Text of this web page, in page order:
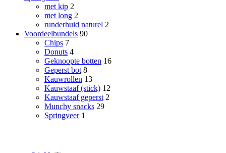
met kip 2
met long 2
runderhuid naturel 2
Voordeelbundels 90
Chips 7
Donuts 4
Geknoopte botten 16
Geperst bot 8
Kauwrollen 13
Kauwstaaf (stick) 12
Kauwstaaf geperst 2
Munchy snacks 29
Springveer 1